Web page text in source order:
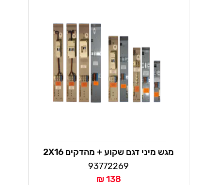
מגש מיני דגם שקוע + מהדקים 2X16
93772269
138 ₪